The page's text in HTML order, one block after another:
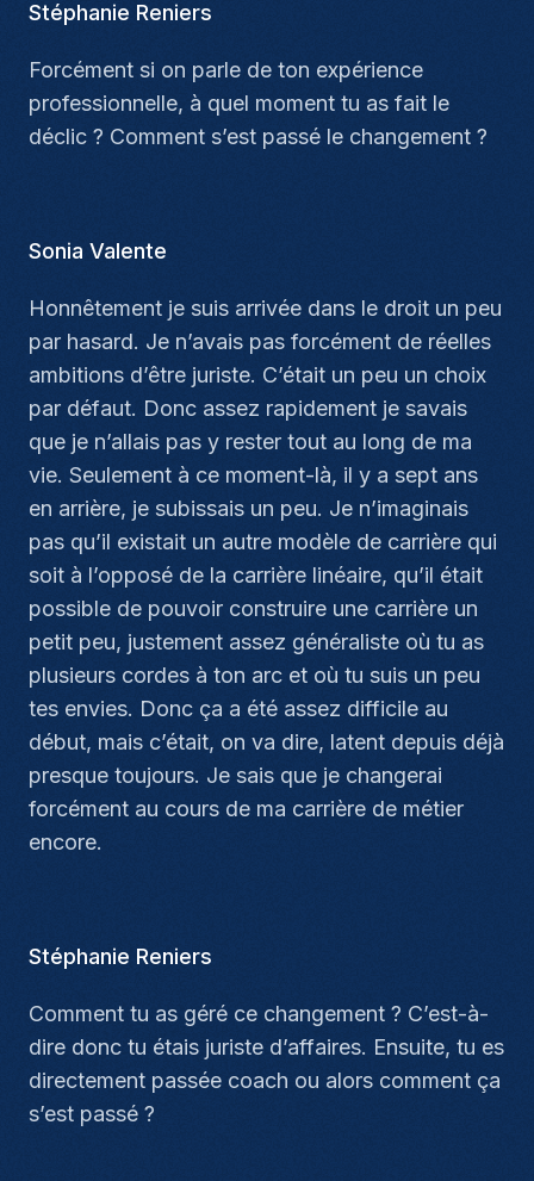
Stéphanie Reniers
Forcément si on parle de ton expérience
professionnelle, à quel moment tu as fait le
déclic ? Comment s’est passé le changement ?
Sonia Valente
Honnêtement je suis arrivée dans le droit un peu
par hasard. Je n’avais pas forcément de réelles
ambitions d’être juriste. C’était un peu un choix
par défaut. Donc assez rapidement je savais
que je n’allais pas y rester tout au long de ma
vie. Seulement à ce moment-là, il y a sept ans
en arrière, je subissais un peu. Je n’imaginais
pas qu’il existait un autre modèle de carrière qui
soit à l’opposé de la carrière linéaire, qu’il était
possible de pouvoir construire une carrière un
petit peu, justement assez généraliste où tu as
plusieurs cordes à ton arc et où tu suis un peu
tes envies. Donc ça a été assez difficile au
début, mais c’était, on va dire, latent depuis déjà
presque toujours. Je sais que je changerai
forcément au cours de ma carrière de métier
encore.
Stéphanie Reniers
Comment tu as géré ce changement ? C’est-à-
dire donc tu étais juriste d’affaires. Ensuite, tu es
directement passée coach ou alors comment ça
s’est passé ?